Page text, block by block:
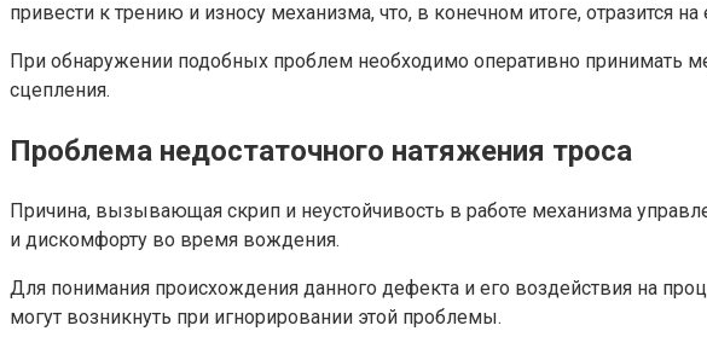
привести к трению и износу механизма, что, в конечном итоге, отразится на
При обнаружении подобных проблем необходимо оперативно принимать
сцепления.
Проблема недостаточного натяжения троса
Причина, вызывающая скрип и неустойчивость в работе механизма
и дискомфорту во время вождения.
Для понимания происхождения данного дефекта и его воздействия на
могут возникнуть при игнорировании этой проблемы.